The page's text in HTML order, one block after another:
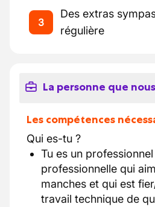
3
Des extras
régulière
La personne que
Les compétences
Qui es-tu ?
Tu es un
professionnelle qui
manches et qui est
travail technique de